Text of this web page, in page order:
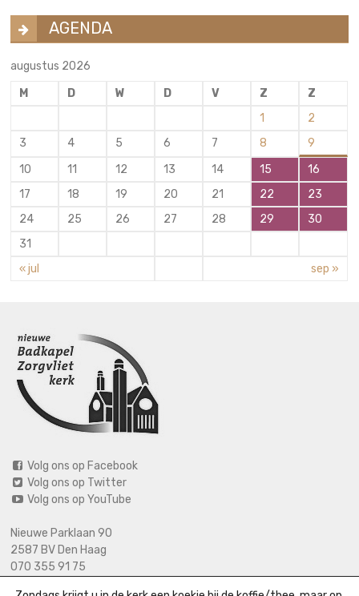
AGENDA
augustus 2026
M
D W D V Z
Z
1
2
3
4 5 6 7 8
9
10
11 12 13 14 15
16
17
18 19 20 21 22
23
24
25 26 27 28 29
30
31
« jul
sep »
Volg ons op Facebook
Volg ons op Twitter
Volg ons op YouTube
Nieuwe Parklaan 90
2587 BV Den Haag
070 355 91 75
06 2125 2720 (bij calamiteiten)